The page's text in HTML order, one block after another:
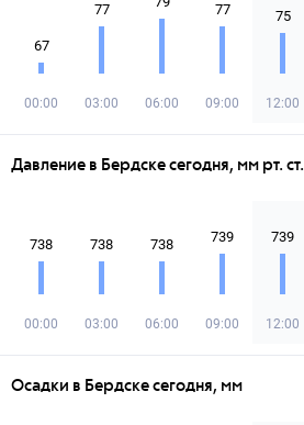
67
00:00
77
03:00 06:00
77
09:00
75
12:00
Давление в Бердске сегодня, мм рт. ст.
738
00:00
738
03:00
738
06:00
739
09:00
739
12:00
Осадки в Бердске сегодня, мм